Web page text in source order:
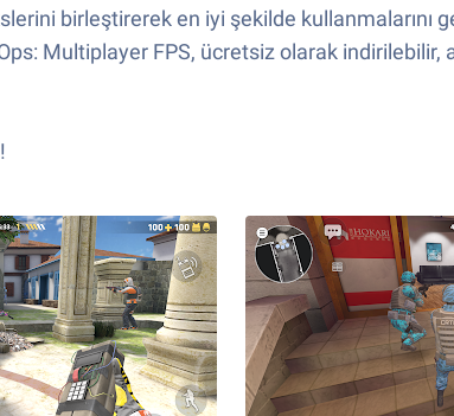
birleştirerek en iyi şekilde kullanmalarını
Multiplayer FPS, ücretsiz olarak